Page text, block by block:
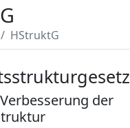
HStruktG
der